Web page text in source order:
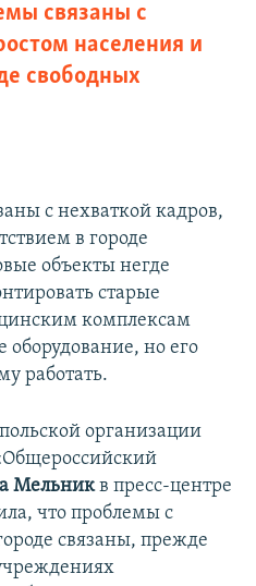
связаны с
населения и
свободных
с нехваткой кадров,
в городе
объекты негде
старые
комплексам
оборудование, но его
работать.
организации
Мельникв пресс-центре
что проблемы с
связаны, прежде